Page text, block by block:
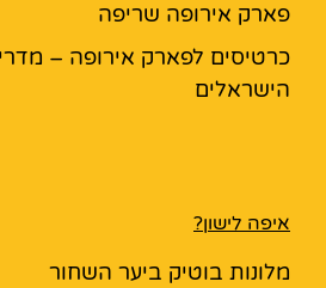
פארק אירופה שריפה
כרטיסים לפארק אירופה –
הישראלים
איפה לישון?
מלונות בוטיק ביער השחור